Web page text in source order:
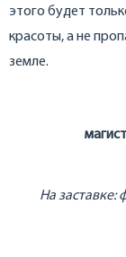
этого будет
красоты, а не
земле.
На заставке: